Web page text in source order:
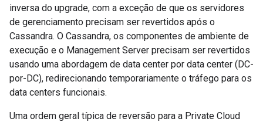
inversa do upgrade, com a exceção de que os servidores
de gerenciamento precisam ser revertidos após o
Cassandra. O Cassandra, os componentes de ambiente de
execução e o Management Server precisam ser revertidos
usando uma abordagem de data center por data center (DC-
por-DC), redirecionando temporariamente o tráfego para os
data centers funcionais.
Uma ordem geral típica de reversão para a Private Cloud